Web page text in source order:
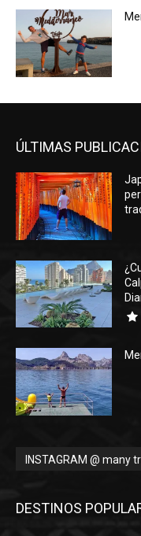
ÚLTIMAS
INSTAGRAM @ many
DESTINOS